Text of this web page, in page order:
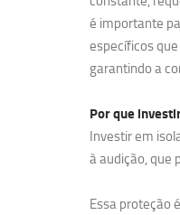
é importante
específicos
garantindo a
Por que
Investir em
à audição, que
Essa proteção